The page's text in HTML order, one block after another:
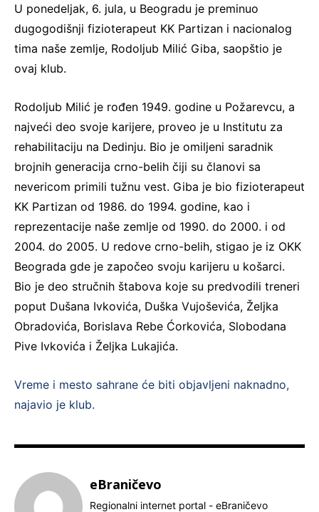
U ponedeljak, 6. jula, u Beogradu je preminuo
dugogodišnji fizioterapeut KK Partizan i nacionalog
tima naše zemlje, Rodoljub Milić Giba, saopštio je
ovaj klub.
Rodoljub Milić je rođen 1949. godine u Požarevcu, a
najveći deo svoje karijere, proveo je u Institutu za
rehabilitaciju na Dedinju. Bio je omiljeni saradnik
brojnih generacija crno-belih čiji su članovi sa
nevericom primili tužnu vest. Giba je bio fizioterapeut
KK Partizan od 1986. do 1994. godine, kao i
reprezentacije naše zemlje od 1990. do 2000. i od
2004. do 2005. U redove crno-belih, stigao je iz OKK
Beograda gde je započeo svoju karijeru u košarci.
Bio je deo stručnih štabova koje su predvodili treneri
poput Dušana Ivkovića, Duška Vujoševića, Željka
Obradovića, Borislava Rebe Ćorkovića, Slobodana
Pive Ivkovića i Željka Lukajića.
Vreme i mesto sahrane će biti objavljeni naknadno,
najavio je klub.
eBraničevo
Regionalni internet portal - eBraničevo